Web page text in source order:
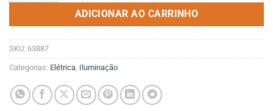
ADICIONAR AO CARRINHO
SKU: 63887
Categorias: Elétrica, Iluminação